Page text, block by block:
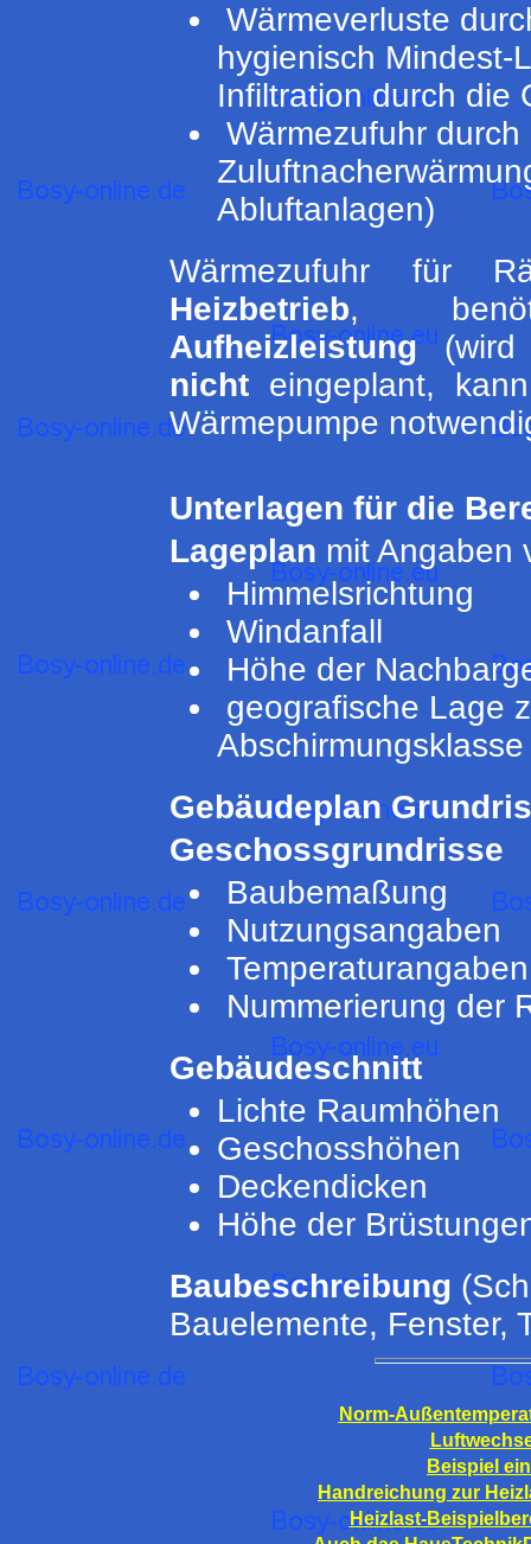
Wärmeverluste
hygienisch Mindest-
Infiltration durch die
Wärmezufuhr
Abluftanlagen)
Wärmezufuhr für
Heizbetrieb,
Aufheizleistung(wird
nicht eingeplant,
Wärmepumpe
Unterlagen für die
Lageplan mit Angaben
Himmelsrichtung
Windanfall
Höhe der
geografische Lage
Abschirmungsklasse
Gebäudeplan
Geschossgrundrisse
Baubemaßung
Nutzungsangaben
Temperaturangaben
Nummerierung der
Gebäudeschnitt
Lichte Raumhöhen
Geschosshöhen
Deckendicken
Höhe der
Baubeschreibung
Bauelemente, Fenster,
Norm-
Beispiel
Handreichung zur
Heizlast-